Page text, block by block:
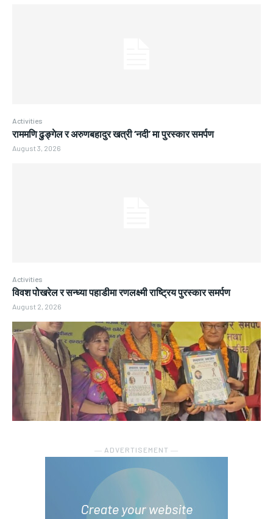
Activities
राममणि ढुङ्गेल र अरुणबहादुर खत्री ‘नदी’ मा पुरस्कार समर्पण
August 3, 2026
Activities
विवश पोखरेल र सन्ध्या पहाडीमा रणलक्ष्मी राष्ट्रिय पुरस्कार समर्पण
August 2, 2026
― ADVERTISEMENT ―